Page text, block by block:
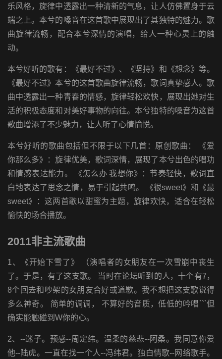
乐风格，旋律中透露出一种清新的气息，让人仿佛置身于云
端之上。本兮的嗓音在这首歌中展现出了其独特的魅力。歌
曲旋律流畅，配合本兮深情的演唱，给人一种心灵上的触
动。
本兮好听的歌有：《最好不过》、《坚持》和《想念》等。
《最好不过》本兮的这首歌曲旋律流畅，歌词真挚感人。歌
曲中透露出一种青春的情感，旋律轻松欢快，展现出她对生
活的积极态度和对美好事物的向往。本兮独特的嗓音为这首
歌曲增添了不少魅力，让人听了心情愉悦。
本兮好听的歌曲包括但不限于以下几首：原创歌曲： 《爱
你那么多》：旋律优美，歌词深情，展现了本兮出色的唱功
和情感表达能力。 《怎么办 我想你》：节奏轻快，歌词直
白地表达了思念之情，易于引起共鸣。 《很sweet》和《最
sweet》：这两首歌以甜蜜为主题，旋律欢快，适合在轻松
愉快的场合播放。
2011非主流歌曲
1、《开始下雪了》 （演唱者的女朋友在一次雪崩中丧生
了。于是，有了这支歌。 当时在论坛听到的人，十个有7，
8个回去和吵架的女朋友合好或道歉。我不想把这支歌说得
多么神奇。 简单的调调， 不算好的音质，低低的吟唱```但
确实能触碰到W你的心。
2、--迷子。预感--周定纬。温柔的慈悲--阿桑。我同意你爱
他--陆虎。一直在找一个人--冯纬君。独白情歌--网络歌手。